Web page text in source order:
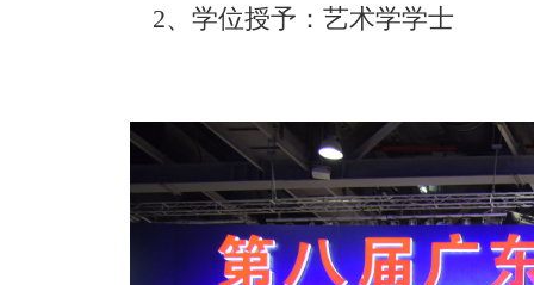
2、学位授予：艺术学学士